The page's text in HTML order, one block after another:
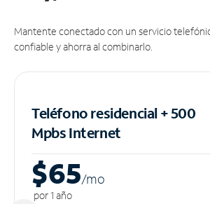
Mantente conectado con un servicio
confiable y ahorra al combinarlo.
Teléfono residencial + 500
MpbsInternet
$65/mo
por 1 año